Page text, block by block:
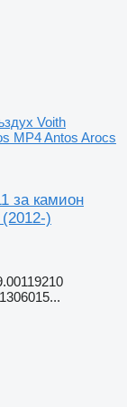
Voith
MP4 Antos Arocs
за камион
)